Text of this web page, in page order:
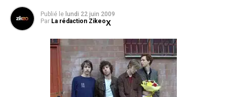
Publié le lundi 22 juin 2009
Par La rédaction Zikeo